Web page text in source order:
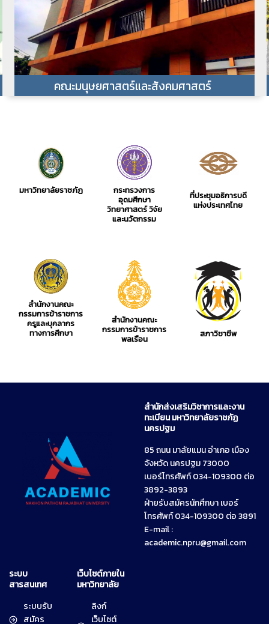
คณะมนุษยศาสตร์และสังคมศาสตร์
มหาวิทยาลัยราชภัฏ
กระทรวงการ
อุดมศึกษา
วิทยาศาสตร์ วิจัย
และนวัตกรรม
ที่ประชุมอธิการบดี
แห่งประเทศไทย
สำนักงานคณะ
กรรมการข้าราชการ
ครูและบุคลากร
ทางการศึกษา
สำนักงานคณะ
กรรมการข้าราชการ
พลเรือน
สภาวิชาชีพ
สำนักส่งเสริมวิชาการและงาน
ทะเบียน มหาวิทยาลัยราชภัฏ
นครปฐม
85 ถนน มาลัยแมน อำเภอ เมือง
จังหวัด นครปฐม 73000
เบอร์โทรศัพท์ 034-109300 ต่อ
3892-3893
ฝ่ายรับสมัครนักศึกษา เบอร์
โทรศัพท์ 034-109300 ต่อ 3891
E-mail :
academic.npru@gmail.com
ระบบ
สารสนเทศ
ระบบรับ
สมัคร
เว็บไซต์ภายใน
มหาวิทยาลัย
ลิงก์
เว็บไซต์